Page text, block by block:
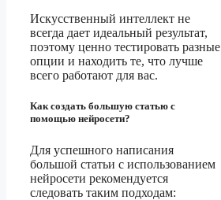
Искусственный интеллект не
всегда дает идеальный результат,
поэтому ценно тестировать разные
опции и находить те, что лучше
всего работают для вас.
Как создать большую статью с
помощью нейросети?
Для успешного написания
большой статьи с использованием
нейросети рекомендуется
следовать таким подходам: